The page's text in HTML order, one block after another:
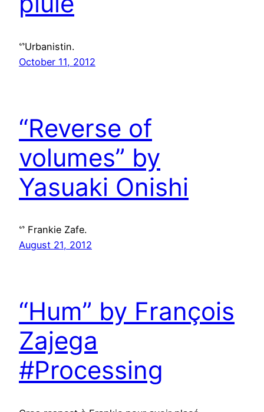
ᔥUrbanistin.
October 11, 2012
“Reverse of
volumes” by
Yasuaki Onishi
ᔥ Frankie Zafe.
August 21, 2012
“Hum” by François
Zajega
#Processing